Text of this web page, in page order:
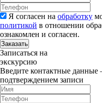
Я согласен на обработку
политикой в отношении
ознакомлен и согласен.
Заказать
Записаться на
экскурсию
Введите контактные данные
подтверждением записи